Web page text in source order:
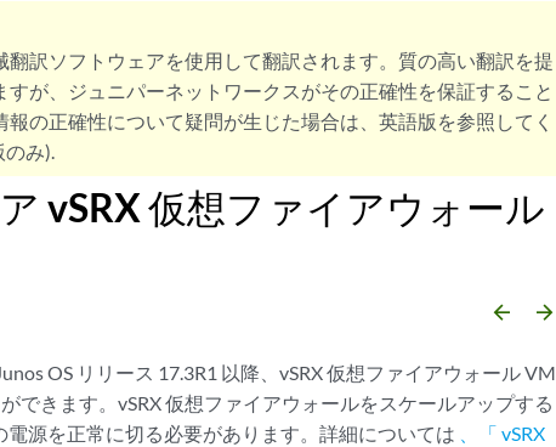
訳ソフトウェアを使用して翻訳されます。質の高い翻訳を提
が、ジュニパーネットワークスがその正確性を保証すること
の正確性について疑問が生じた場合は、英語版を参照してく
のみ).
vSRX 仮想ファイアウォール
arrow_backward arrow_forward
OS リリース 17.3R1 以降、vSRX 仮想ファイアウォール VM
できます。vSRX 仮想ファイアウォールをスケールアップする
電源を正常に切る必要があります。詳細については
、「 vSRX